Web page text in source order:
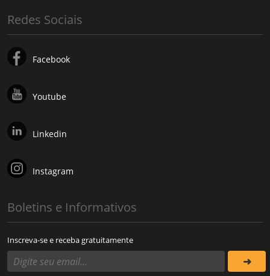
Redes Sociais
Facebook
Youtube
Linkedin
Instagram
Boletins e Informativos
Inscreva-se e receba gratuitamente